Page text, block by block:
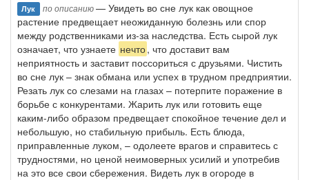
Лук по описанию— Увидеть во сне лук как овощное
растение предвещает неожиданную болезнь или спор
между родственниками из-за наследства. Есть сырой лук
означает, что узнаете нечто, что доставит вам
неприятность и заставит поссориться с друзьями. Чистить
во сне лук – знак обмана или успех в трудном предприятии.
Резать лук со слезами на глазах – потерпите поражение в
борьбе с конкурентами. Жарить лук или готовить еще
каким-либо образом предвещает спокойное течение дел и
небольшую, но стабильную прибыль. Есть блюда,
приправленные луком, – одолеете врагов и справитесь с
трудностями, но ценой неимоверных усилий и употребив
на это все свои сбережения. Видеть лук в огороде в